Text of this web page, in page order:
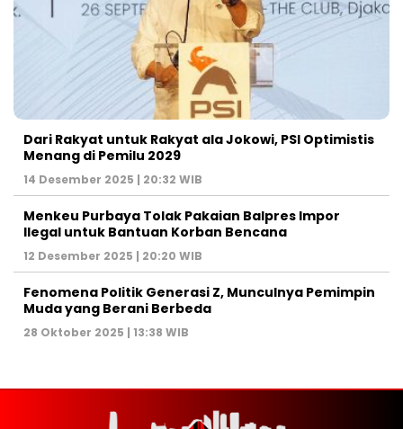
Dari Rakyat untuk Rakyat ala Jokowi, PSI Optimistis
Menang di Pemilu 2029
14 Desember 2025 | 20:32 WIB
Menkeu Purbaya Tolak Pakaian Balpres Impor
Ilegal untuk Bantuan Korban Bencana
12 Desember 2025 | 20:20 WIB
Fenomena Politik Generasi Z, Munculnya Pemimpin
Muda yang Berani Berbeda
28 Oktober 2025 | 13:38 WIB